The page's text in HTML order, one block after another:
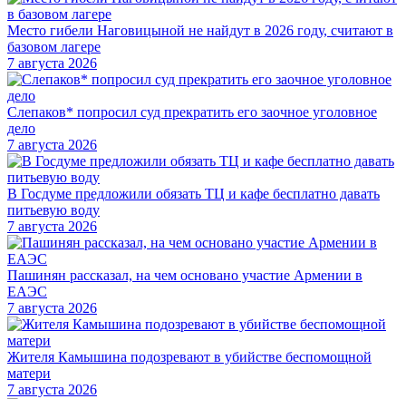
Место гибели Наговицыной не найдут в 2026 году, считают в
базовом лагере
7 августа 2026
Слепаков* попросил суд прекратить его заочное уголовное
дело
7 августа 2026
В Госдуме предложили обязать ТЦ и кафе бесплатно давать
питьевую воду
7 августа 2026
Пашинян рассказал, на чем основано участие Армении в
ЕАЭС
7 августа 2026
Жителя Камышина подозревают в убийстве беспомощной
матери
7 августа 2026